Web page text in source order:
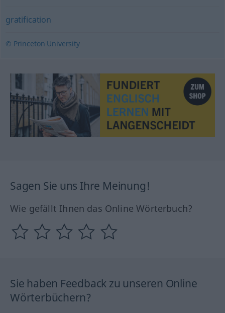
gratification
© Princeton University
Sagen Sie uns Ihre Meinung!
Wie gefällt Ihnen das Online Wörterbuch?
Sie haben Feedback zu unseren Online
Wörterbüchern?